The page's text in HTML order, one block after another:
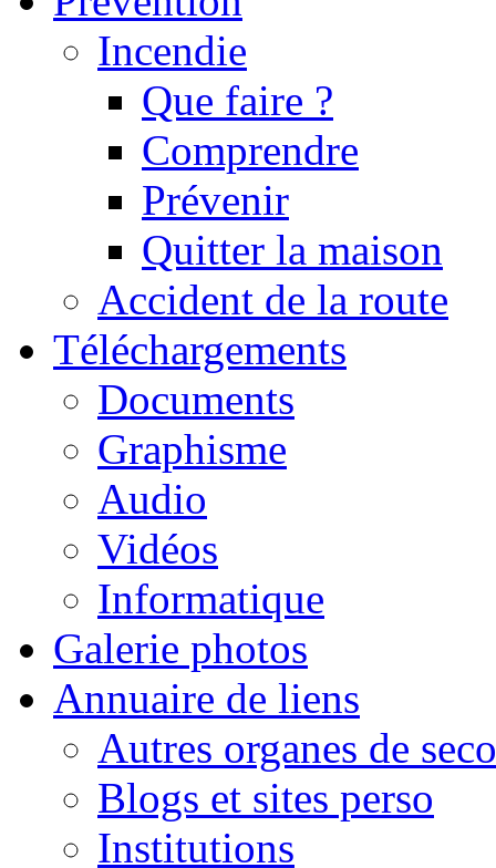
Incendie
Que faire ?
Comprendre
Prévenir
Quitter la maison
Accident de la route
Téléchargements
Documents
Graphisme
Audio
Vidéos
Informatique
Galerie photos
Annuaire de liens
Autres organes de
Blogs et sites perso
Institutions